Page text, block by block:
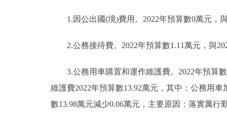
1.因公出國(境)費用。2022年預算數0萬元，
2.公務接待費。2022年預算數1.11萬元，與
3.公務用車購置和運作維護費。2022年預算數
維護費2022年預算數13.92萬元，其中：公務用
數13.98萬元減少0.06萬元，主要原因：落實厲行